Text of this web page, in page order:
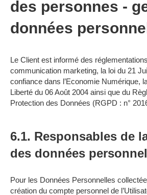
des personnes -
données
Le Client est informé des
communication marketing, la loi du 21
confiance dans l’Economie Numérique,
Liberté du 06 Août 2004 ainsi que du
Protection des Données (RGPD : n°
6.1. Responsables de
des données
Pour les Données Personnelles
création du compte personnel de